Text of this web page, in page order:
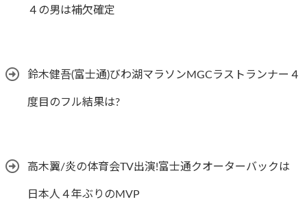
４の男は補欠確定
鈴木健吾(富士通)びわ湖マラソンMGCラストランナー４
度目のフル結果は?
高木翼/炎の体育会TV出演!富士通クオーターバックは
日本人４年ぶりのMVP